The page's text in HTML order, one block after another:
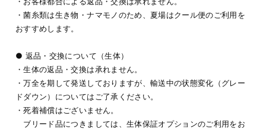
・菌糸類は生き物・ナマモノのため、夏場はクール便のご利用を
おすすめします。
● 返品・交換について（生体）
・生体の返品・交換は承れません。
・万全を期して発送しておりますが、輸送中の状態変化（グレー
ドダウン）についてはご了承ください。
・死着補償はございません。
ブリード品につきましては、生体保証オプションのご利用をお